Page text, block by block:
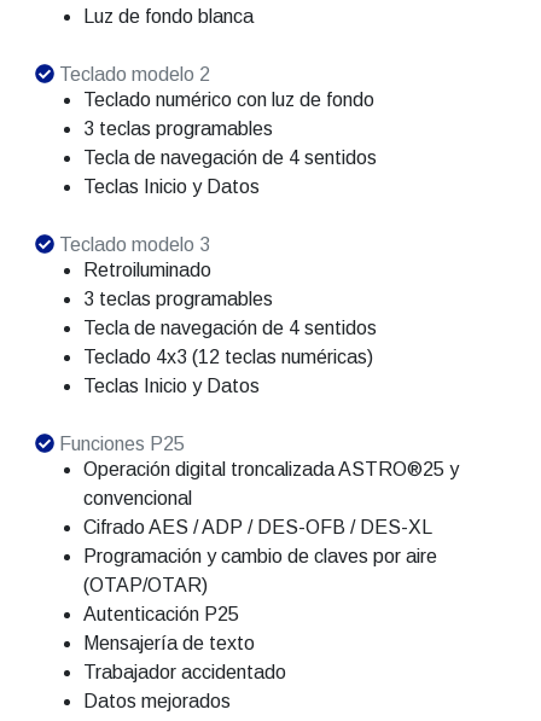
Luz de fondo blanca
Teclado modelo 2
Teclado numérico con luz de fondo
3 teclas programables
Tecla de navegación de 4 sentidos
Teclas Inicio y Datos
Teclado modelo 3
Retroiluminado
3 teclas programables
Tecla de navegación de 4 sentidos
Teclado 4x3 (12 teclas numéricas)
Teclas Inicio y Datos
Funciones P25
Operación digital troncalizada ASTRO®25 y
convencional
Cifrado AES / ADP / DES-OFB / DES-XL
Programación y cambio de claves por aire
(OTAP/OTAR)
Autenticación P25
Mensajería de texto
Trabajador accidentado
Datos mejorados